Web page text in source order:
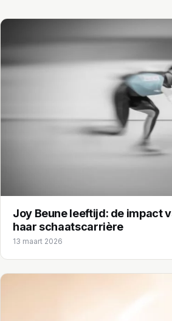
Joy Beune leeftijd: de impact
haar schaatscarrière
13 maart 2026